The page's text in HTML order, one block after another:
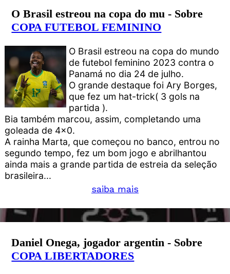
O Brasil estreou na copa do mu - Sobre
COPA FUTEBOL FEMININO
O Brasil estreou na copa do mundo
de futebol feminino 2023 contra o
Panamá no dia 24 de julho.
O grande destaque foi Ary Borges,
que fez um hat-trick( 3 gols na
partida ).
Bia também marcou, assim, completando uma
goleada de 4x0.
A rainha Marta, que começou no banco, entrou no
segundo tempo, fez um bom jogo e abrilhantou
ainda mais a grande partida de estreia da seleção
brasileira...
saiba mais
Daniel Onega, jogador argentin - Sobre
COPA LIBERTADORES